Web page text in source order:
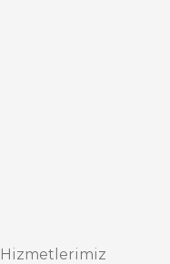
Hizmetlerimiz